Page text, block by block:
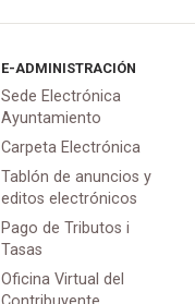
E-ADMINISTRACIÓN
Sede Electrónica
Ayuntamiento
Carpeta Electrónica
Tablón de anuncios y
editos electrónicos
Pago de Tributos i
Tasas
Oficina Virtual del